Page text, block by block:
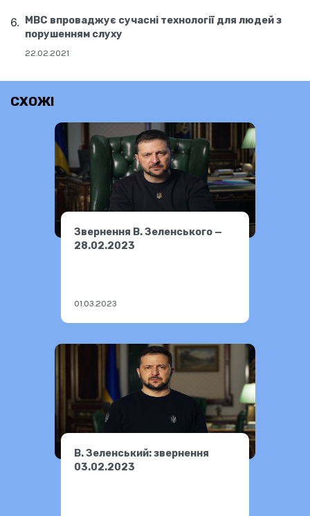
МВС впроваджує сучасні технології для людей з
порушенням слуху
22.02.2021
СХОЖІ
Звернення В. Зеленського —
28.02.2023
01.03.2023
В. Зеленський: звернення
03.02.2023